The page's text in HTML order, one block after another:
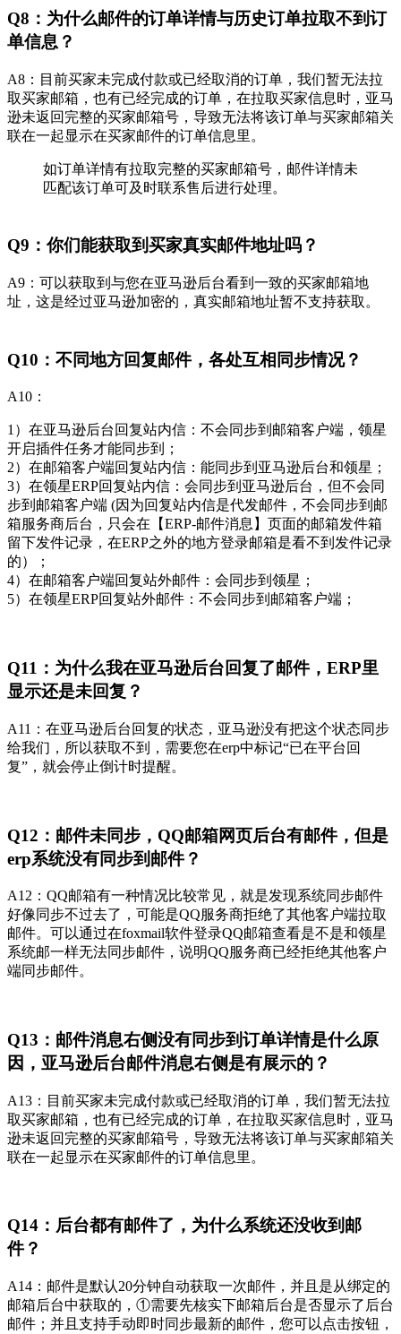
Q8：为什么邮件的订单详情与历史订单拉取不到订
单信息？
A8：目前买家未完成付款或已经取消的订单，我们暂无法拉
取买家邮箱，也有已经完成的订单，在拉取买家信息时，亚马
逊未返回完整的买家邮箱号，导致无法将该订单与买家邮箱关
联在一起显示在买家邮件的订单信息里。
如订单详情有拉取完整的买家邮箱号，邮件详情未
匹配该订单可及时联系售后进行处理。
Q9：你们能获取到买家真实邮件地址吗？
A9：可以获取到与您在亚马逊后台看到一致的买家邮箱地
址，这是经过亚马逊加密的，真实邮箱地址暂不支持获取。
Q10：不同地方回复邮件，各处互相同步情况？
A10：
1）在亚马逊后台回复站内信：不会同步到邮箱客户端，领星
开启插件任务才能同步到；
2）在邮箱客户端回复站内信：能同步到亚马逊后台和领星；
3）在领星ERP回复站内信：会同步到亚马逊后台，但不会同
步到邮箱客户端 (因为回复站内信是代发邮件，不会同步到邮
箱服务商后台，只会在【ERP-邮件消息】页面的邮箱发件箱
留下发件记录，在ERP之外的地方登录邮箱是看不到发件记录
的）；
4）在邮箱客户端回复站外邮件：会同步到领星；
5）在领星ERP回复站外邮件：不会同步到邮箱客户端；
Q11：为什么我在亚马逊后台回复了邮件，ERP里
显示还是未回复？
A11：在亚马逊后台回复的状态，亚马逊没有把这个状态同步
给我们，所以获取不到，需要您在erp中标记“已在平台回
复”，就会停止倒计时提醒。
Q12：邮件未同步，QQ邮箱网页后台有邮件，但是
erp系统没有同步到邮件？
A12：QQ邮箱有一种情况比较常见，就是发现系统同步邮件
好像同步不过去了，可能是QQ服务商拒绝了其他客户端拉取
邮件。可以通过在foxmail软件登录QQ邮箱查看是不是和领星
系统邮一样无法同步邮件，说明QQ服务商已经拒绝其他客户
端同步邮件。
Q13：邮件消息右侧没有同步到订单详情是什么原
因，亚马逊后台邮件消息右侧是有展示的？
A13：目前买家未完成付款或已经取消的订单，我们暂无法拉
取买家邮箱，也有已经完成的订单，在拉取买家信息时，亚马
逊未返回完整的买家邮箱号，导致无法将该订单与买家邮箱关
联在一起显示在买家邮件的订单信息里。
Q14：后台都有邮件了，为什么系统还没收到邮
件？
A14：邮件是默认20分钟自动获取一次邮件，并且是从绑定的
邮箱后台中获取的，①需要先核实下邮箱后台是否显示了后台
邮件；并且支持手动即时同步最新的邮件，您可以点击按钮，